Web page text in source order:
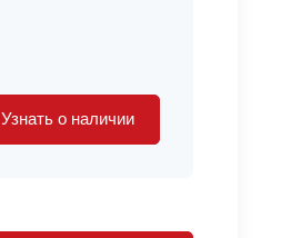
Узнать о наличии